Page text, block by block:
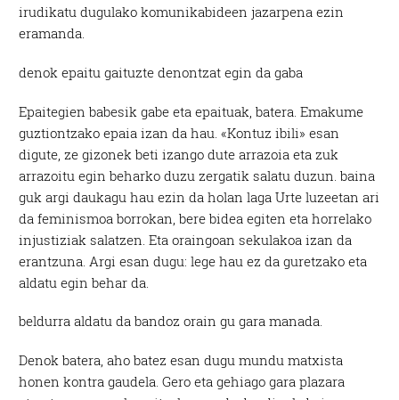
irudikatu dugulako komunikabideen jazarpena ezin
eramanda.
denok epaitu gaituzte denontzat egin da gaba
Epaitegien babesik gabe eta epaituak, batera. Emakume
guztiontzako epaia izan da hau. «Kontuz ibili» esan
digute, ze gizonek beti izango dute arrazoia eta zuk
arrazoitu egin beharko duzu zergatik salatu duzun. baina
guk argi daukagu hau ezin da holan laga Urte luzeetan ari
da feminismoa borrokan, bere bidea egiten eta horrelako
injustiziak salatzen. Eta oraingoan sekulakoa izan da
erantzuna. Argi esan dugu: lege hau ez da guretzako eta
aldatu egin behar da.
beldurra aldatu da bandoz orain gu gara manada.
Denok batera, aho batez esan dugu mundu matxista
honen kontra gaudela. Gero eta gehiago gara plazara